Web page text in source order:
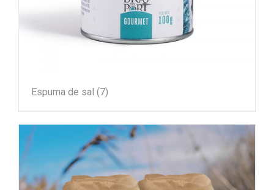
Espuma de sal (7)